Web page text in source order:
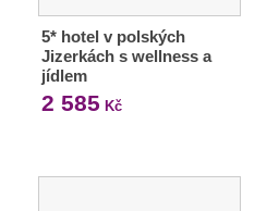
5* hotel v polských
Jizerkách s wellness a
jídlem
2 585 Kč